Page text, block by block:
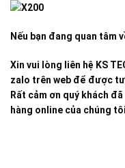
Nếu bạn đang quan tâm
Xin vui lòng liên hệ KS
zalo trên web để được tư
Rất cảm ơn quý khách
hàng online của chúng